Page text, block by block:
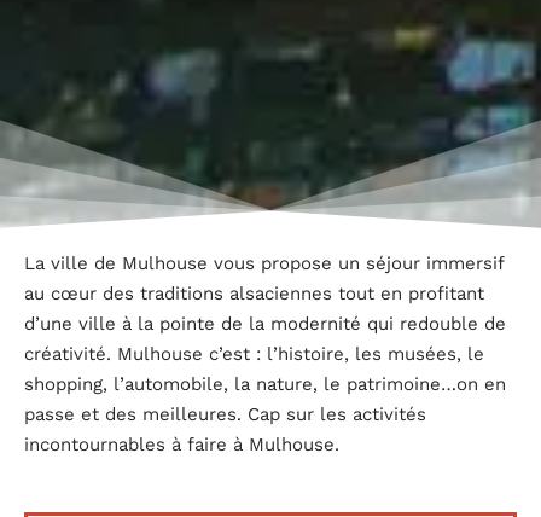
La ville de Mulhouse vous propose un séjour immersif
au cœur des traditions alsaciennes tout en profitant
d’une ville à la pointe de la modernité qui redouble de
créativité. Mulhouse c’est : l’histoire, les musées, le
shopping, l’automobile, la nature, le patrimoine…on en
passe et des meilleures. Cap sur les activités
incontournables à faire à Mulhouse.